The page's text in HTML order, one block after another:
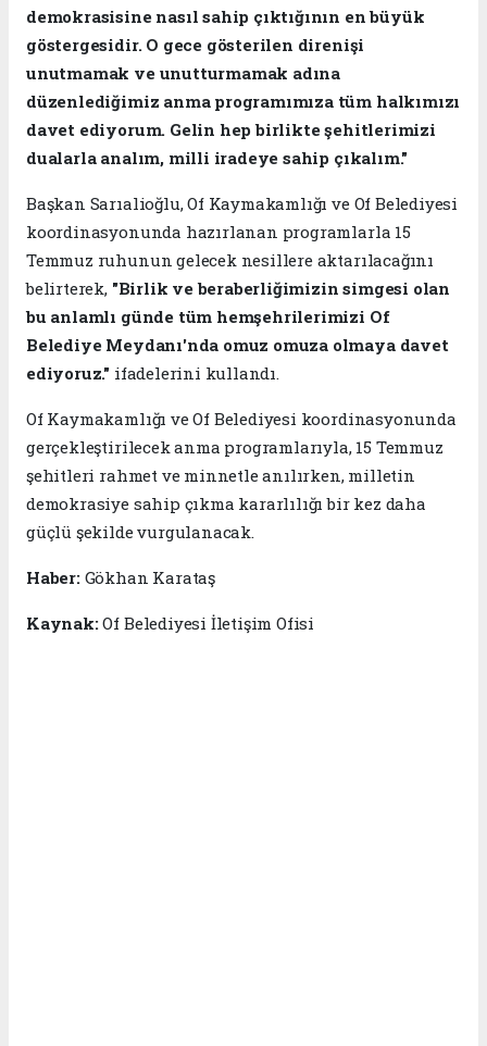
demokrasisine nasıl sahip çıktığının en büyük
göstergesidir. O gece gösterilen direnişi
unutmamak ve unutturmamak adına
düzenlediğimiz anma programımıza tüm halkımızı
davet ediyorum. Gelin hep birlikte şehitlerimizi
dualarla analım, milli iradeye sahip çıkalım."
Başkan Sarıalioğlu, Of Kaymakamlığı ve Of Belediyesi
koordinasyonunda hazırlanan programlarla 15
Temmuz ruhunun gelecek nesillere aktarılacağını
belirterek, "Birlik ve beraberliğimizin simgesi olan
bu anlamlı günde tüm hemşehrilerimizi Of
Belediye Meydanı'nda omuz omuza olmaya davet
ediyoruz." ifadelerini kullandı.
Of Kaymakamlığı ve Of Belediyesi koordinasyonunda
gerçekleştirilecek anma programlarıyla, 15 Temmuz
şehitleri rahmet ve minnetle anılırken, milletin
demokrasiye sahip çıkma kararlılığı bir kez daha
güçlü şekilde vurgulanacak.
Haber: Gökhan Karataş
Kaynak:Of Belediyesi İletişim Ofisi